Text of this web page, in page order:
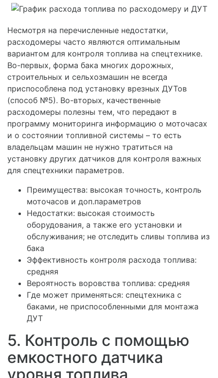
Несмотря на перечисленные недостатки,
расходомеры часто являются оптимальным
вариантом для контроля топлива на спецтехнике.
Во-первых, форма бака многих дорожных,
строительных и сельхозмашин не всегда
приспособлена под установку врезных ДУТов
(способ №5). Во-вторых, качественные
расходомеры полезны тем, что передают в
программу мониторинга информацию о моточасах
и о состоянии топливной системы – то есть
владельцам машин не нужно тратиться на
установку других датчиков для контроля важных
для спецтехники параметров.
Преимущества: высокая точность, контроль
моточасов и доп.параметров
Недостатки: высокая стоимость
оборудования, а также его установки и
обслуживания; не отследить сливы топлива из
бака
Эффективность контроля расхода топлива:
средняя
Вероятность воровства топлива: средняя
Где может применяться: спецтехника с
баками, не приспособленными для монтажа
ДУТ
5. Контроль с помощью
емкостного датчика